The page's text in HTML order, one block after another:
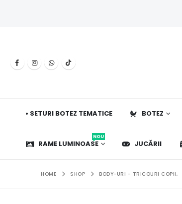
• SETURI BOTEZ TEMATICE BOTEZ
RAME LUMINOASE
NOU
JUCĂRII
HOME SHOP BODY-URI - TRICOURI COPII,